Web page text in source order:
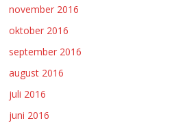
november 2016
oktober 2016
september 2016
august 2016
juli 2016
juni 2016